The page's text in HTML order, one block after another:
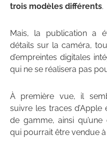
trois modèles différents.
Mais, la publication a
détails sur la caméra,
d’empreintes digitales
qui ne se réalisera pas
À première vue, il
suivre les traces
de gamme, ainsi
qui pourrait être vendue